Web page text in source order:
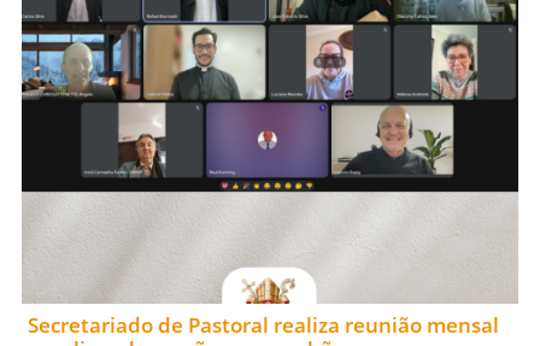
Secretariado de Pastoral realiza reunião mensal